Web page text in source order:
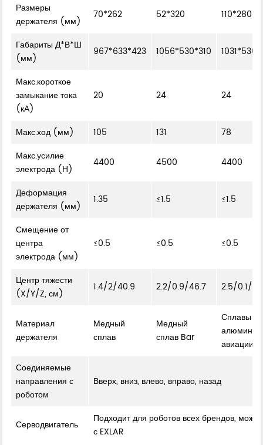
Размеры
держателя (мм)
70*262 52*320 110*280
Габариты Д*В*Ш
(мм)
967*633*423 1056*530*310
Макс.короткое
замыкание тока
(кА)
20 24 24
Макс.ход (мм) 105 131
78
Макс.усилие
электрода (Н)
4400 4500 4400
Деформация
держателя (мм)
1.35 ≤1.5 ≤1.5
Смещение от
центра
электрода (мм)
≤0.5 ≤0.5 ≤0.5
Центр тяжести
(X/Y/Z, см)
1.4/2/40.9 2.2/0.9/46.7 2.5/0.1/
Материал
держателя
Медный
сплав
Медный
сплав Bar
Сплавы из
авиации
Соединяемые
направления с
роботом
Вверх, вниз, влево, вправо, назад
Серводвигатель
Подходит для роботов всех брендов,
с EXLAR